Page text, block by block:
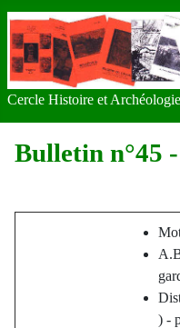
Cercle Histoire et
Bulletin n°45
) -